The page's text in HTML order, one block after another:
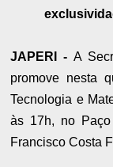
JAPERI - A
promove nesta
Tecnologia e
às 17h, no
Francisco Costa